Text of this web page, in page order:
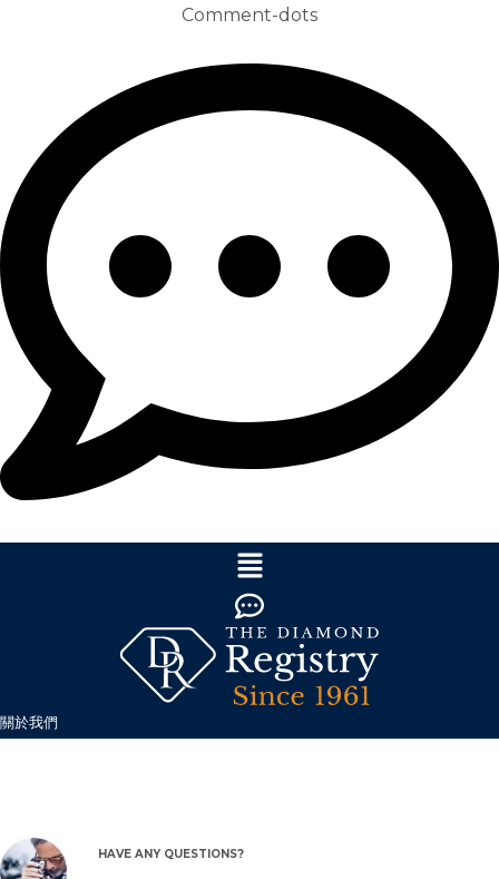
Comment-dots
關於我們
HAVE ANY QUESTIONS?